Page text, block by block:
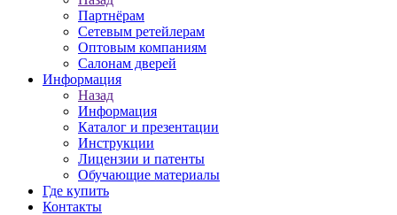
Партнёрам
Сетевым ретейлерам
Оптовым компаниям
Салонам дверей
Информация
Назад
Информация
Каталог и презентации
Инструкции
Лицензии и патенты
Обучающие материалы
Где купить
Контакты